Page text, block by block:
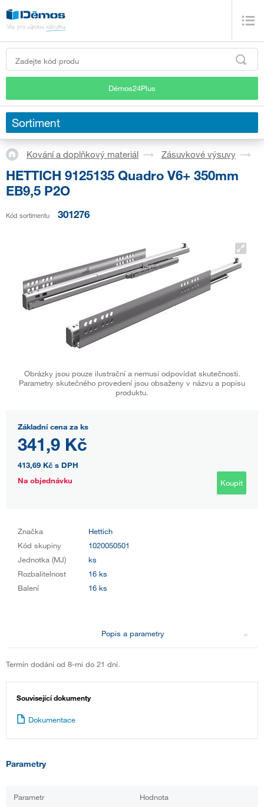
Démos24Plus
Sortiment
Kování a doplňkový materiál Zásuvkové výsuvy
HETTICH 9125135 Quadro V6+ 350mm
EB9,5 P2O
Kód sortimentu 301276
Obrázky jsou pouze ilustrační a nemusí odpovídat skutečnosti.
Parametry skutečného provedení jsou obsaženy v názvu a popisu
produktu.
Základní cena za ks
341,9 Kč
413,69 Kč s DPH
Na objednávku
Koupit
Značka
Hettich
Kód skupiny
1020050501
Jednotka (MJ)
ks
Rozbalitelnost
16 ks
Balení
16 ks
Popis a parametry
Termín dodání od 8-mi do 21 dní.
Související dokumenty
Dokumentace
Parametry
Parametr Hodnota